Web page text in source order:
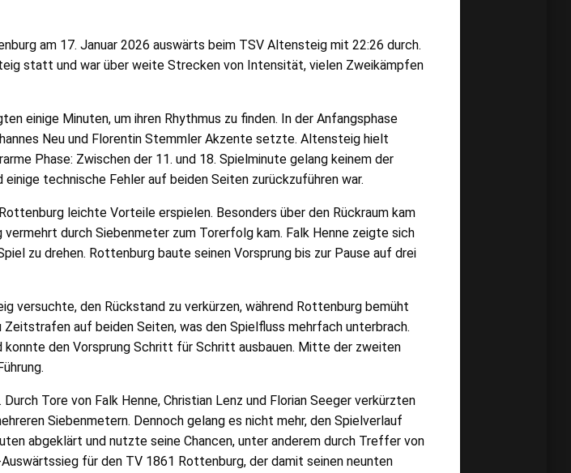
am 17. Januar 2026 auswärts beim TSV Altensteig mit 22:26 durch.
statt und war über weite Strecken von Intensität, vielen Zweikämpfen
einige Minuten, um ihren Rhythmus zu finden. In der Anfangsphase
Neu und Florentin Stemmler Akzente setzte. Altensteig hielt
Phase: Zwischen der 11. und 18. Spielminute gelang keinem der
technische Fehler auf beiden Seiten zurückzuführen war.
leichte Vorteile erspielen. Besonders über den Rückraum kam
durch Siebenmeter zum Torerfolg kam. Falk Henne zeigte sich
zu drehen. Rottenburg baute seinen Vorsprung bis zur Pause auf drei
versuchte, den Rückstand zu verkürzen, während Rottenburg bemüht
auf beiden Seiten, was den Spielfluss mehrfach unterbrach.
den Vorsprung Schritt für Schritt ausbauen. Mitte der zweiten
Tore von Falk Henne, Christian Lenz und Florian Seeger verkürzten
Siebenmetern. Dennoch gelang es nicht mehr, den Spielverlauf
abgeklärt und nutzte seine Chancen, unter anderem durch Treffer von
für den TV 1861 Rottenburg, der damit seinen neunten